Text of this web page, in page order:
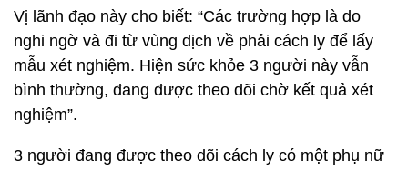
Vị lãnh đạo này cho biết: “Các trường hợp là do
nghi ngờ và đi từ vùng dịch về phải cách ly để lấy
mẫu xét nghiệm. Hiện sức khỏe 3 người này vẫn
bình thường, đang được theo dõi chờ kết quả xét
nghiệm”.
3 người đang được theo dõi cách ly có một phụ nữ